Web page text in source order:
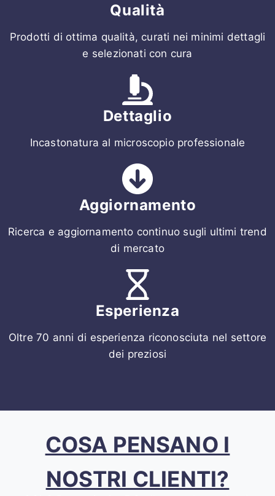
Qualità
Prodotti di ottima qualità, curati nei minimi dettagli
e selezionati con cura
Dettaglio
Incastonatura al microscopio professionale
Aggiornamento
Ricerca e aggiornamento continuo sugli ultimi trend
di mercato
Esperienza
Oltre 70 anni di esperienza riconosciuta nel settore
dei preziosi
COSA PENSANO I
NOSTRI CLIENTI?